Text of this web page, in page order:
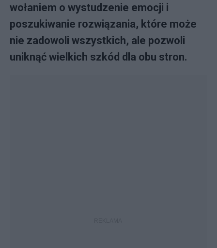
wołaniem o wystudzenie emocji i
poszukiwanie rozwiązania, które może
nie zadowoli wszystkich, ale pozwoli
uniknąć wielkich szkód dla obu stron.